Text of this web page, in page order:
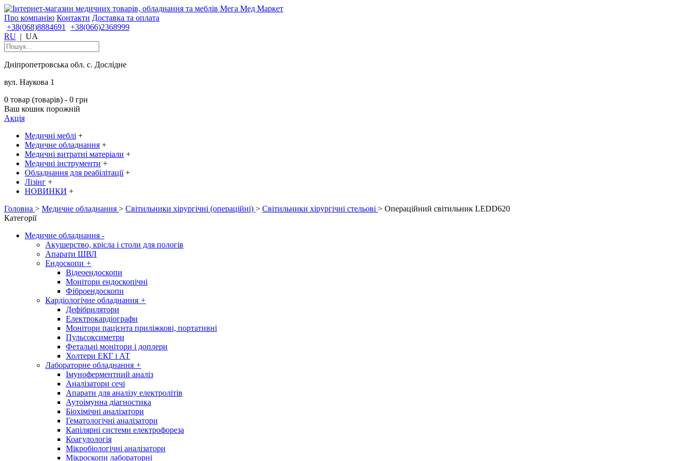
Про компанію Контакти Доставка та оплата
+38(068)8884691
+38(066)2368999
RU | UA
Дніпропетровська обл. с. Дослідне
вул. Наукова 1
0 товар (товарів) - 0 грн
Ваш кошик порожній
Акція
Медичні меблі +
Медичне обладнання +
Медичні витратні матеріали +
Медичні інструменти +
Обладнання для реабілітації +
Лізінг +
НОВИНКИ +
Головна > Медичне обладнання > Світильники хірургічні (операційні) > Світильники хірургічні стельові > Операційний світильник LEDD620
Категорії
Медичне обладнання -
Акушерство, крісла і столи для пологів
Апарати ШВЛ
Ендоскопи +
Відеоендоскопи
Монітори ендоскопічні
Фіброендоскопи
Кардіологічне обладнання +
Дефібрилятори
Електрокардіографи
Монітори пацієнта приліжкові, портативні
Пульсоксиметри
Фетальні монітори і доплери
Холтери ЕКГ і АТ
Лабораторне обладнання +
Імуноферментний аналіз
Аналізатори сечі
Апарати для аналізу електролітів
Аутоімунна діагностика
Біохімічні аналізатори
Гематологічні аналізатори
Капілярні системи електрофореза
Коагулологія
Мікробіологічні аналізатори
Мікроскопи лабораторні